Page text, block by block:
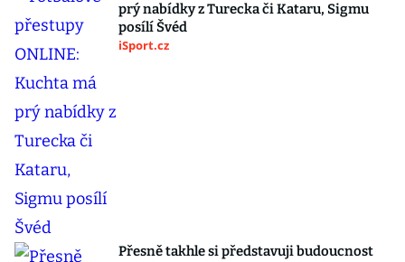
prý nabídky z Turecka či Kataru, Sigmu
posílí Švéd
iSport.cz
Přesně takhle si představuji budoucnost